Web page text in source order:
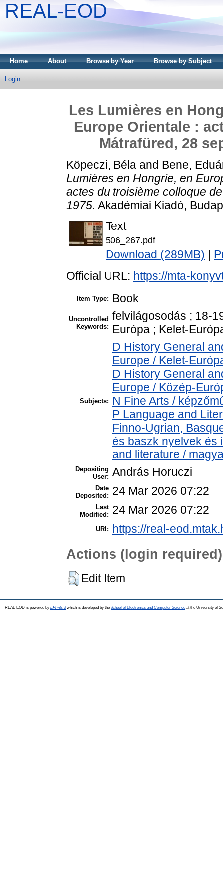
REAL-EOD
Home About Browse by Year Browse by Subject
Login
Les Lumières en
Europe Orientale :
Mátrafüred, 28
Köpeczi, Béla and Bene,
Lumières en Hongrie, en
actes du troisième colloque
1975. Akadémiai Kiadó,
Text
506_267.pdf
Download (289MB)
Official URL: https://mta-
Item Type: Book
Uncontrolled
Keywords:
felvilágosodás ; 18-
Európa ; Kelet-
Subjects:
D History General
Europe / Kelet-
D History General
Europe / Közép-
N Fine Arts /
P Language and
Finno-Ugrian,
és baszk nyelvek és
and literature /
Depositing
User: András Horuczi
Date
Deposited:
24 Mar 2026 07:22
Last
Modified:
24 Mar 2026 07:22
URI: https://real-
Actions (login required)
Edit Item
REAL-EOD is powered by EPrints 3which is developed by the School of Electronics and Computer Science at the University of